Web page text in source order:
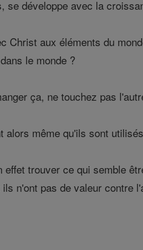
se développe avec la
Christ aux éléments du
le monde ?
ça, ne touchez pas
même qu'ils sont
trouver ce qui semble
n'ont pas de valeur contre